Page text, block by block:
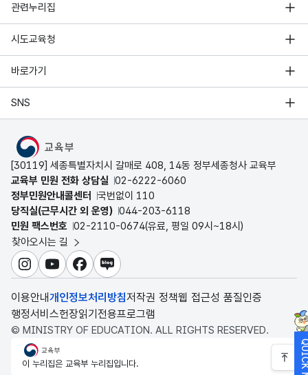
관련누리집
시도교육청
바로가기
SNS
MOE
[30119] 세종특별자치시 갈매로 408, 14동 정부세종청사 교육부
교육부 민원 전화 상담실 02-6222-6060
정부민원안내콜센터
국번없이 110
당직실(근무시간 외 운영) 044-203-6118
민원 팩스번호 02-2110-0674(유료, 평일 09시~18시)
찾아오시는 길
인스타그램
유튜브페이스북
블로그
이용안내개인정보처리방침저작권 정책웹 접근성 품질인증
행정서비스헌장읽기전용프로그램
© MINISTRY OF EDUCATION. ALL RIGHTS RESERVED.
교육부
이 누리집은 교육부 누리집입니다.